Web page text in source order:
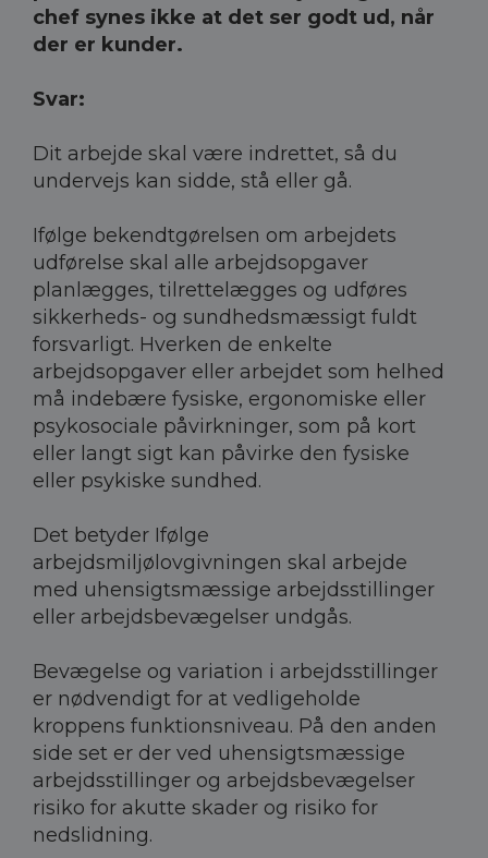
chef synes ikke at det ser godt ud, når
der er kunder.
Svar:
Dit arbejde skal være indrettet, så du
undervejs kan sidde, stå eller gå.
Ifølge bekendtgørelsen om arbejdets
udførelse skal alle arbejdsopgaver
planlægges, tilrettelægges og udføres
sikkerheds- og sundhedsmæssigt fuldt
forsvarligt. Hverken de enkelte
arbejdsopgaver eller arbejdet som helhed
må indebære fysiske, ergonomiske eller
psykosociale påvirkninger, som på kort
eller langt sigt kan påvirke den fysiske
eller psykiske sundhed.
Det betyder Ifølge
arbejdsmiljølovgivningen skal arbejde
med uhensigtsmæssige arbejdsstillinger
eller arbejdsbevægelser undgås.
Bevægelse og variation i arbejdsstillinger
er nødvendigt for at vedligeholde
kroppens funktionsniveau. På den anden
side set er der ved uhensigtsmæssige
arbejdsstillinger og arbejdsbevægelser
risiko for akutte skader og risiko for
nedslidning.